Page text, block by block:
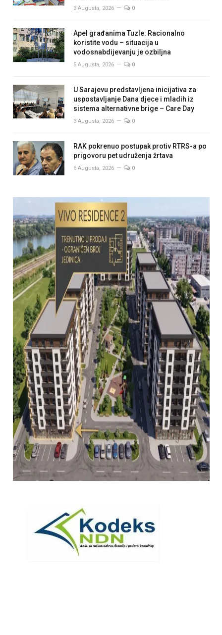
3 Augusta, 2026 0
Apel građanima Tuzle: Racionalno
koristite vodu – situacija u
vodosnabdijevanju je ozbiljna
5 Augusta, 2026 0
U Sarajevu predstavljena inicijativa za
uspostavljanje Dana djece i mladih iz
sistema alternativne brige – Care Day
3 Augusta, 2026 0
RAK pokrenuo postupak protiv RTRS-a po
prigovoru pet udruženja žrtava
6 Augusta, 2026 0